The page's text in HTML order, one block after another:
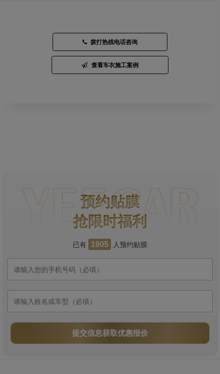
拨打热线电话咨询
查看车衣施工案例
预约贴膜
抢限时福利
已有 1905 人预约贴膜
提交信息获取优惠报价